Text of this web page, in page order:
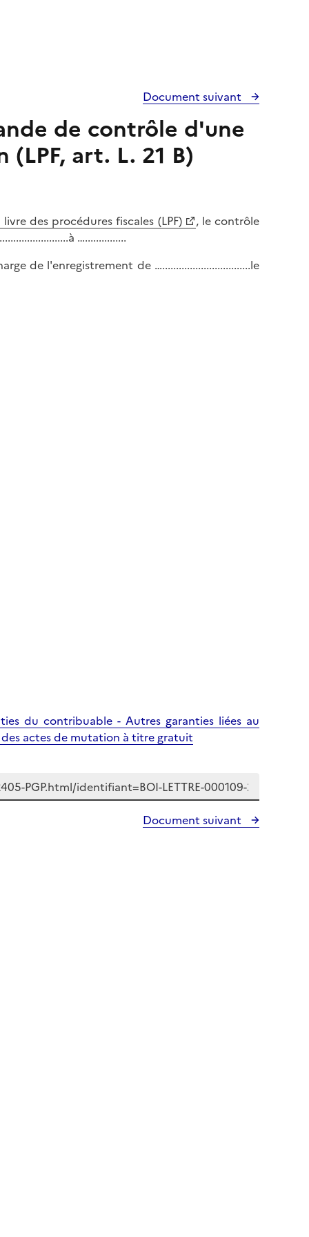
Document suivant
de contrôle d'une
art. L. 21 B)
des procédures fiscales (LPF)
, le contrôle
…...............
de l'enregistrement de …................................le
du contribuable - Autres garanties liées au
actes de mutation à titre gratuit
Document suivant